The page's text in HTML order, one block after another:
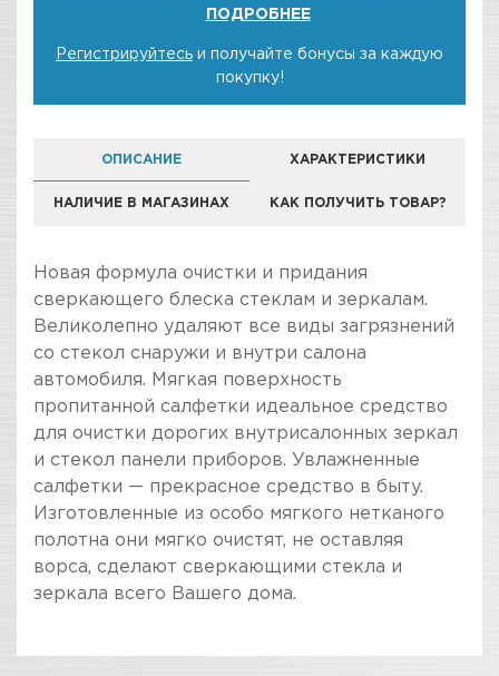
ПОДРОБНЕЕ
Регистрируйтесь и получайте бонусы за каждую
покупку!
ОПИСАНИЕ ХАРАКТЕРИСТИКИ
НАЛИЧИЕ В МАГАЗИНАХ КАК ПОЛУЧИТЬ ТОВАР?
Новая формула очистки и придания
сверкающего блеска стеклам и зеркалам.
Великолепно удаляют все виды загрязнений
со стекол снаружи и внутри салона
автомобиля. Мягкая поверхность
пропитанной салфетки идеальное средство
для очистки дорогих внутрисалонных зеркал
и стекол панели приборов. Увлажненные
салфетки — прекрасное средство в быту.
Изготовленные из особо мягкого нетканого
полотна они мягко очистят, не оставляя
ворса, сделают сверкающими стекла и
зеркала всего Вашего дома.